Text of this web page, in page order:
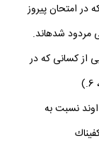
در امتحان پيروز
مردود شده‏اند.
از كسانى كه در
نسبت به
4.)، «انّا كفيناك